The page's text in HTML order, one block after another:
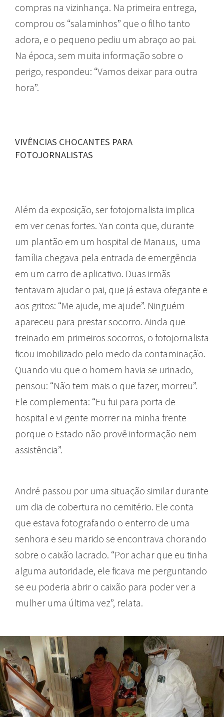
compras na vizinhança. Na primeira entrega,
comprou os “salaminhos” que o filho tanto
adora, e o pequeno pediu um abraço ao pai.
Na época, sem muita informação sobre o
perigo, respondeu: “Vamos deixar para outra
hora”.
VIVÊNCIAS CHOCANTES PARA
FOTOJORNALISTAS
Além da exposição, ser fotojornalista implica
em ver cenas fortes. Yan conta que, durante
um plantão em um hospital de Manaus, uma
família chegava pela entrada de emergência
em um carro de aplicativo. Duas irmãs
tentavam ajudar o pai, que já estava ofegante e
aos gritos: “Me ajude, me ajude”. Ninguém
apareceu para prestar socorro. Ainda que
treinado em primeiros socorros, o fotojornalista
ficou imobilizado pelo medo da contaminação.
Quando viu que o homem havia se urinado,
pensou: “Não tem mais o que fazer, morreu”.
Ele complementa: “Eu fui para porta de
hospital e vi gente morrer na minha frente
porque o Estado não provê informação nem
assistência”.
André passou por uma situação similar durante
um dia de cobertura no cemitério. Ele conta
que estava fotografando o enterro de uma
senhora e seu marido se encontrava chorando
sobre o caixão lacrado. “Por achar que eu tinha
alguma autoridade, ele ficava me perguntando
se eu poderia abrir o caixão para poder ver a
mulher uma última vez”, relata.